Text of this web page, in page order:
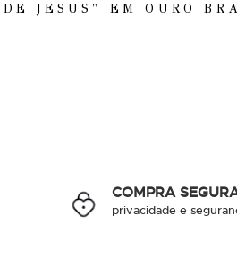
JESUS" EM OURO
COMPRA
privacidade e